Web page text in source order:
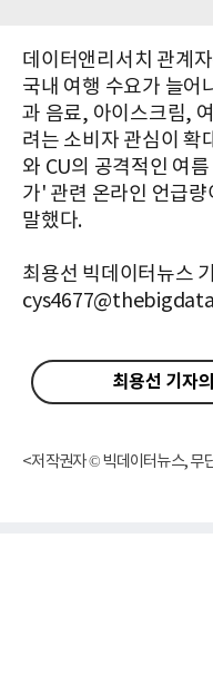
데이터앤리서치 관계
국내 여행 수요가 늘어
과 음료, 아이스크림,
려는 소비자 관심이
와 CU의 공격적인 여
가' 관련 온라인 언급
말했다.
최용선 빅데이터뉴스
최용선 기자
<저작권자 © 빅데이터뉴스, 무